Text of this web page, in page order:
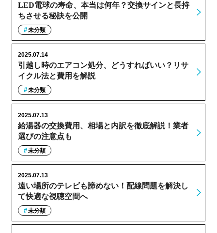
LED電球の寿命、本当は何年？交換サインと長持
ちさせる秘訣を公開
未分類
引越し時のエアコン処分、どうすればいい？リサ
イクル法と費用を解説
2025.07.14
未分類
給湯器の交換費用、相場と内訳を徹底解説！業者
選びの注意点も
2025.07.13
未分類
遠い場所のテレビも諦めない！配線問題を解決し
て快適な視聴空間へ
2025.07.13
未分類